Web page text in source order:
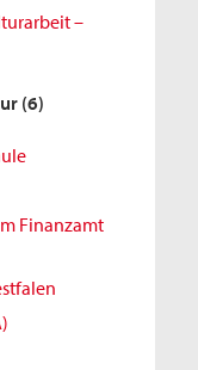
–
(6)
Finanzamt